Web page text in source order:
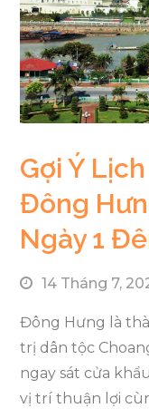
Gợi Ý
Đông
Ngày 1
14 Tháng 7,
Đông Hưng là
trị dân tộc
ngay sát cửa
vị trí thuận lợi